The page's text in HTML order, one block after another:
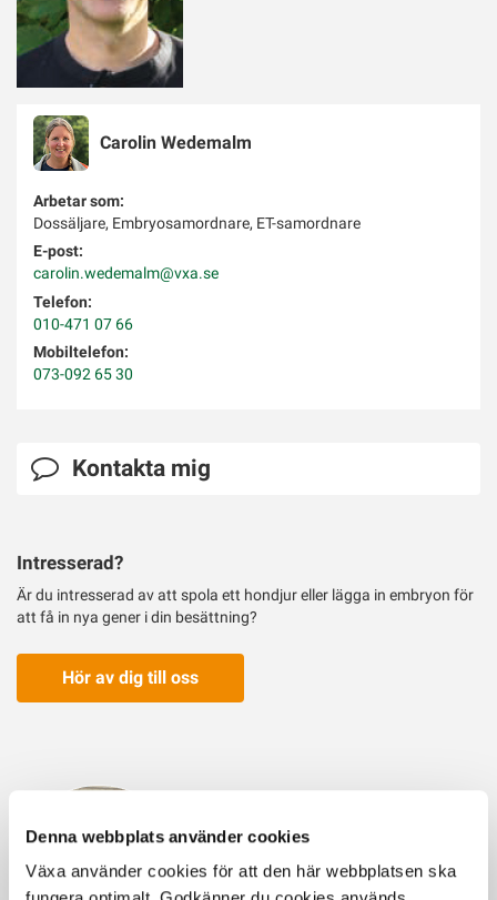
Denna webbplats använder cookies
Växa använder cookies för att den här webbplatsen ska
Carolin Wedemalm
Arbetar som:
Dossäljare, Embryosamordnare, ET-samordnare
E-post:
carolin.wedemalm@vxa.se
Telefon:
010-471 07 66
Mobiltelefon:
073-092 65 30
Kontakta mig
Intresserad?
Är du intresserad av att spola ett hondjur eller lägga in embryon för
att få in nya gener i din besättning?
Hör av dig till oss
Tack vare embryospolningar och
lyckosamma omständigheter, kan det
snart födas nya Vendla-kalvar på Vreta.